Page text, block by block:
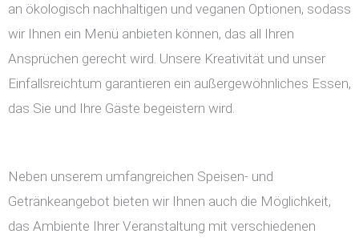
an ökologisch nachhaltigen und veganen Optionen, sodass
wir Ihnen ein Menü anbieten können, das all Ihren
Ansprüchen gerecht wird. Unsere Kreativität und unser
Einfallsreichtum garantieren ein außergewöhnliches Essen,
das Sie und Ihre Gäste begeistern wird.
Neben unserem umfangreichen Speisen- und
Getränkeangebot bieten wir Ihnen auch die Möglichkeit,
das Ambiente Ihrer Veranstaltung mit verschiedenen